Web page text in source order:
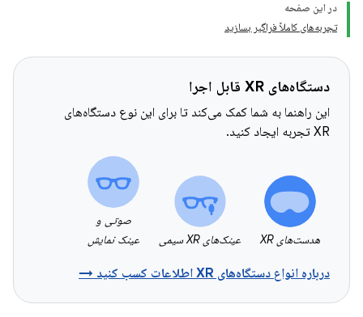
در این صفحه
تجربه‌های کاملاً فراگیر بسازید
دستگاه‌های XR قابل اجرا
این راهنما به شما کمک می‌کند تا برای این نوع دستگاه‌های
XR تجربه ایجاد کنید.
هدست‌های XR عینک‌های XR سیمی
صوتی و
عینک نمایش
درباره انواع دستگاه‌های XR اطلاعات کسب کنید →